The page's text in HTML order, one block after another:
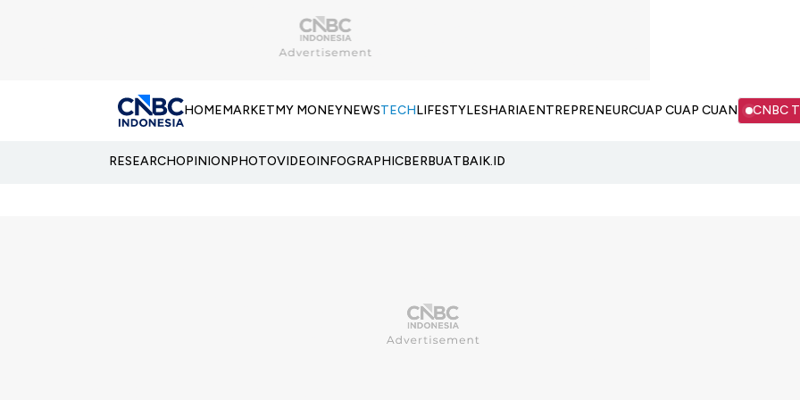
HOMEMARKETMY MONEYNEWSTECHLIFESTYLESHARIAENTREPRENEURCUAP CUAP CUAN CNBC
RESEARCHOPINIONPHOTOVIDEOINFOGRAPHICBERBUATBAIK.ID